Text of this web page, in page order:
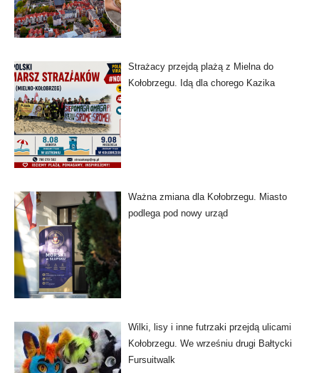
Strażacy przejdą plażą z Mielna do
Kołobrzegu. Idą dla chorego Kazika
Ważna zmiana dla Kołobrzegu. Miasto
podlega pod nowy urząd
Wilki, lisy i inne futrzaki przejdą ulicami
Kołobrzegu. We wrześniu drugi Bałtycki
Fursuitwalk